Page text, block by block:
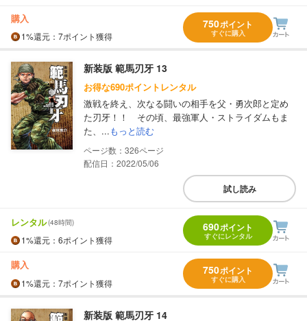
購入
1%還元 ：7ポイント獲得
750ポイント
すぐに購入
新装版 範馬刃牙 13
お得な690ポイントレンタル
激戦を終え、次なる闘いの相手を父・勇次郎と定め
た刃牙！！ その頃、最強軍人・ストライダムもま
た、...もっと読む
326
配信日：2022/05/06
試し読み
レンタル(48時間)
1%還元 ：6ポイント獲得
690ポイント
すぐにレンタル
購入
1%還元 ：7ポイント獲得
750ポイント
すぐに購入
新装版 範馬刃牙 14